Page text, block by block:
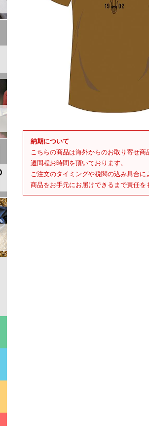
納期について
こちらの商品は海外からのお取り寄せ
週間程お時間を頂いております。
ご注文のタイミングや税関の込み具合に
商品をお手元にお届けできるまで責任を